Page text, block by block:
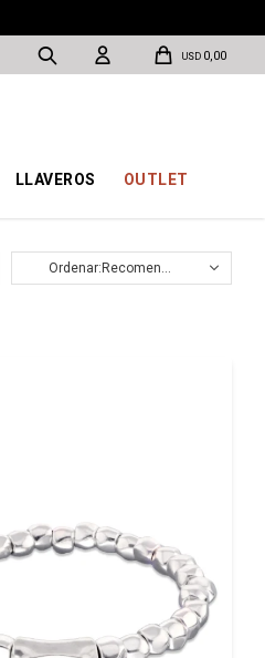
LLAVEROS OUTLET
USD 0,00
Recomendados